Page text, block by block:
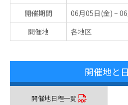
開催期間
06月05日(金) ~
開催地
各地区
開催地と
開催地日程一覧